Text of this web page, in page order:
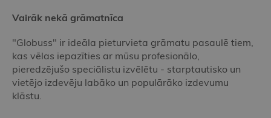
Vairāk nekā grāmatnīca
"Globuss" ir ideāla pieturvieta grāmatu pasaulē tiem,
kas vēlas iepazīties ar mūsu profesionālo,
pieredzējušo speciālistu izvēlētu - starptautisko un
vietējo izdevēju labāko un populārāko izdevumu
klāstu.